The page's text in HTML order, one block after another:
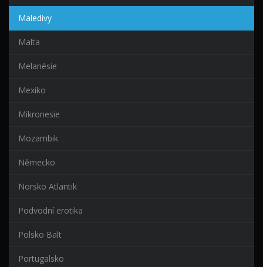
Maledivy
Malta
Melanésie
Mexiko
Mikronesie
Mozambik
Německo
Norsko Atlantik
Podvodní erotika
Polsko Balt
Portugalsko